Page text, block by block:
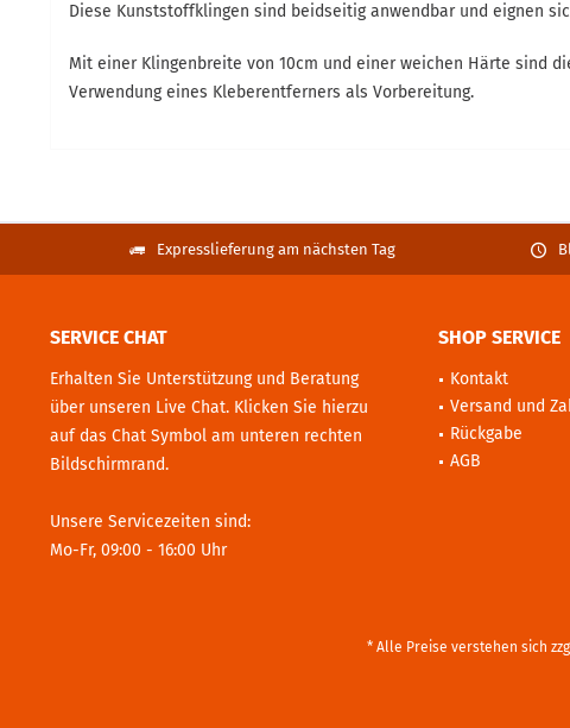
Diese Kunststoffklingen sind beidseitig anwendbar und eignen
Mit einer Klingenbreite von 10cm und einer weichen Härte sind
Verwendung eines Kleberentferners als Vorbereitung.
Expresslieferung am nächsten Tag
SERVICE CHAT
Erhalten Sie Unterstützung und Beratung
über unseren Live Chat. Klicken Sie hierzu
auf das Chat Symbol am unteren rechten
Bildschirmrand.
Unsere Servicezeiten sind:
Mo-Fr, 09:00 - 16:00 Uhr
SHOP SERVICE
Kontakt
Versand und
Rückgabe
AGB
* Alle Preise verstehen sich